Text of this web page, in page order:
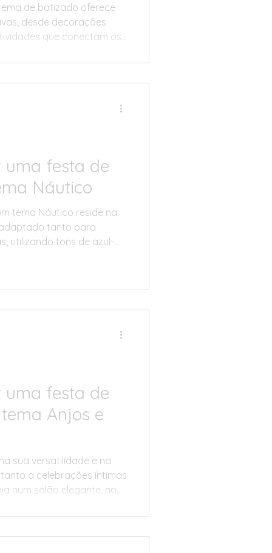
de batizado oferece
desde decorações
que conectam os
para diferentes espaços,
mantendo
uma festa de
Náutico
tema Náutico reside na
tanto para
utilizando tons de azul-
uma festa de
Anjos e
sua versatilidade e na
a celebrações íntimas
num salão elegante, no
de forma criativa e
o orçamento e as